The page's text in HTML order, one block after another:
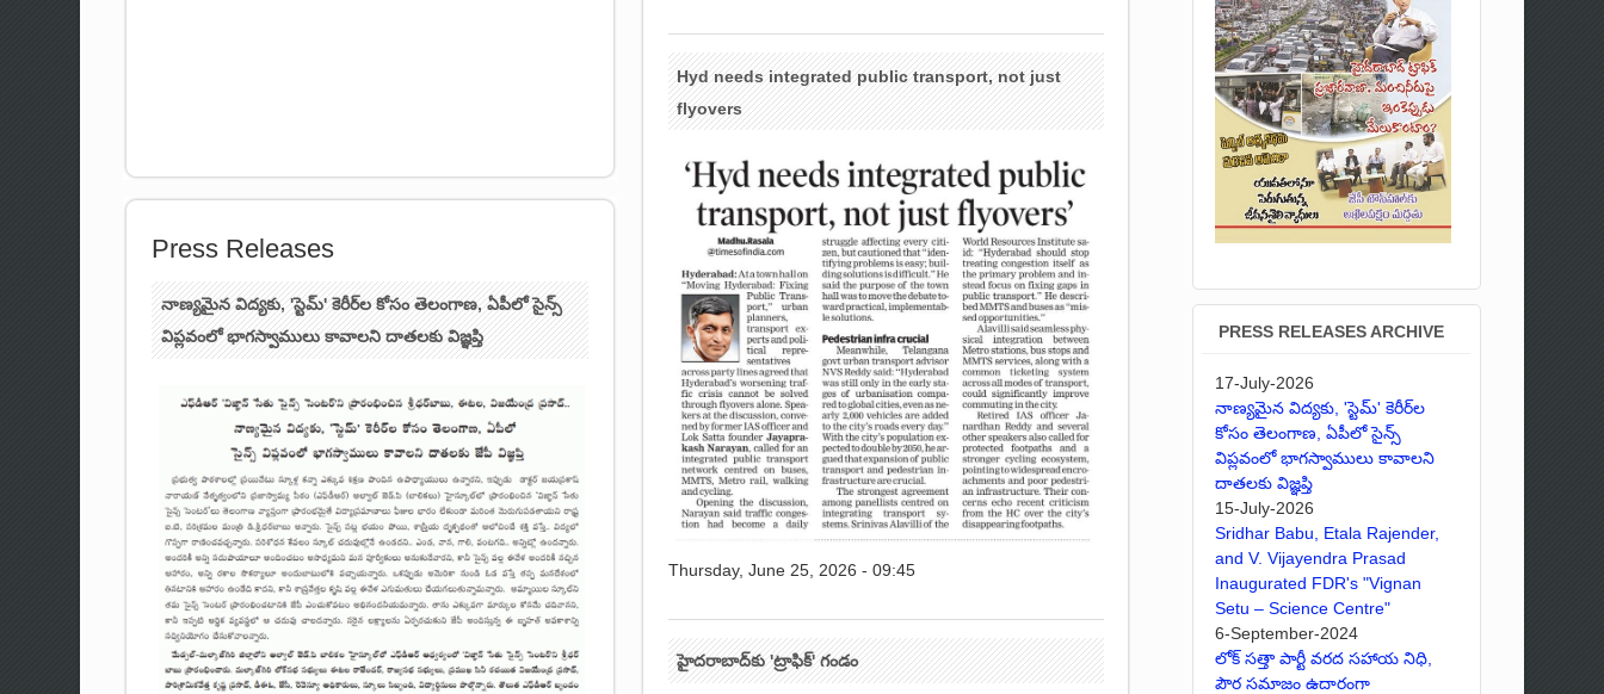
Press Releases
నాణ్యమైన విద్యకు, 'స్టెమ్' కెరీర్‌ల కోసం తెలంగాణ, ఏపీలో సైన్స్
విప్లవంలో భాగస్వాములు కావాలని దాతలకు విజ్ఞప్తి
Hyd needs integrated public transport, not just
flyovers
Thursday, June 25, 2026 - 09:45
హైదరాబాద్‌కు 'ట్రాఫిక్' గండం
PRESS RELEASES ARCHIVE
17-July-2026
నాణ్యమైన విద్యకు, 'స్టెమ్' కెరీర్‌ల
కోసం తెలంగాణ, ఏపీలో సైన్స్
విప్లవంలో భాగస్వాములు కావాలని
దాతలకు విజ్ఞప్తి
15-July-2026
Sridhar Babu, Etala Rajender,
and V. Vijayendra Prasad
Inaugurated FDR's "Vignan
Setu – Science Centre"
6-September-2024
లోక్ సత్తా పార్టీ వరద సహాయ నిధి,
పౌర సమాజం ఉదారంగా